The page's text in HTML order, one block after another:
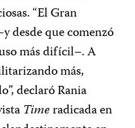
“El Gran
desde que comenzó
más difícil–. A
más,
declaró Rania
Timeradicada en